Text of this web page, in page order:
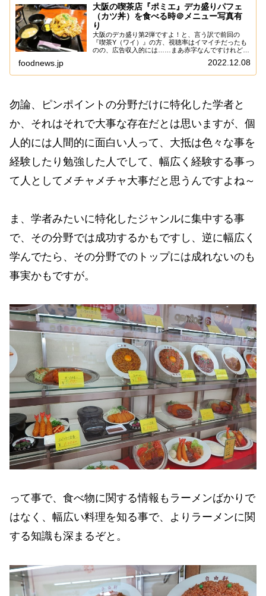
大阪の喫茶店『ポミエ』デカ盛りパフェ
（カツ丼）を食べる時＠メニュー写真有
り
大阪のデカ盛り第2弾ですよ！と、言う訳で前回の
『喫茶Y（ワイ）』の方、視聴率はイマイチだったも
のの、広告収入的には……まあ赤字なんですけれど
も、一応は通常よりも人々の応援を感じたので、ソコ
は期待に答える為に二日間連続でデカ盛りの店に行く
訳で...
foodnews.jp 2022.12.08
勿論、ピンポイントの分野だけに特化した学者と
か、それはそれで大事な存在だとは思いますが、個
人的には人間的に面白い人って、大抵は色々な事を
経験したり勉強した人でして、幅広く経験する事っ
て人としてメチャメチャ大事だと思うんですよね～
ま、学者みたいに特化したジャンルに集中する事
で、その分野では成功するかもですし、逆に幅広く
学んでたら、その分野でのトップには成れないのも
事実かもですが。
って事で、食べ物に関する情報もラーメンばかりで
はなく、幅広い料理を知る事で、よりラーメンに関
する知識も深まるぞと。